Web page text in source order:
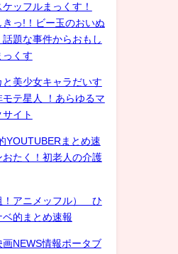
ッフルまっくす！
きっ!！ビー玉のおいぬ
題な事件からおもし
っくす
美少女キャラだいす
テ星人 ！あらゆるマ
イト
YOUTUBERまとめ速
たく！初老人の介護
！アニメッフル） ひ
ベ的まとめ速報
NEWS情報ポータブ